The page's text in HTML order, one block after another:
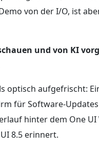
von der I/O, ist
und von KI
optisch aufgefrischt:
für Software-
hinter dem One UI
8.5 erinnert.